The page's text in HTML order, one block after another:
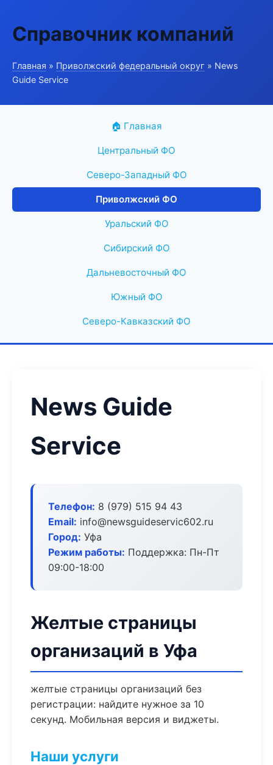
Справочник компаний
Главная » Приволжский федеральный округ » News
Guide Service
🏠 Главная
Центральный ФО
Северо-Западный ФО
Приволжский ФО
Уральский ФО
Сибирский ФО
Дальневосточный ФО
Южный ФО
Северо-Кавказский ФО
News Guide
Service
Телефон: 8 (979) 515 94 43
Email: info@newsguideservic602.ru
Город: Уфа
Режим работы: Поддержка: Пн-Пт
09:00-18:00
Желтые страницы
организаций в Уфа
желтые страницы организаций без
регистрации: найдите нужное за 10
секунд. Мобильная версия и виджеты.
Наши услуги